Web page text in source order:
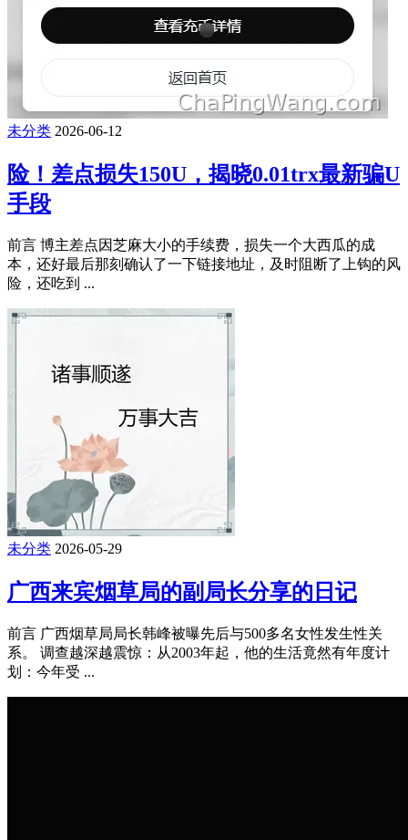
未分类 2026-06-12
险！差点损失150U，揭晓0.01trx最新骗U
手段
前言 博主差点因芝麻大小的手续费，损失一个大西瓜的成
本，还好最后那刻确认了一下链接地址，及时阻断了上钩的风
险，还吃到 ...
未分类 2026-05-29
广西来宾烟草局的副局长分享的日记
前言 广西烟草局局长韩峰被曝先后与500多名女性发生性关
系。 调查越深越震惊：从2003年起，他的生活竟然有年度计
划：今年受 ...